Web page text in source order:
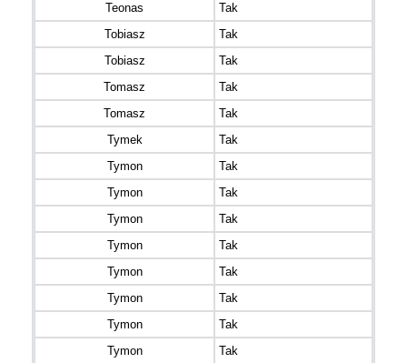
Teonas
Tak
Tobiasz
Tak
Tobiasz
Tak
Tomasz
Tak
Tomasz
Tak
Tymek
Tak
Tymon
Tak
Tymon
Tak
Tymon
Tak
Tymon
Tak
Tymon
Tak
Tymon
Tak
Tymon
Tak
Tymon
Tak